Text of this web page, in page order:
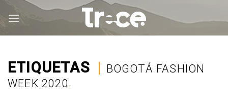
ETIQUETAS | BOGOTÁ FASHION
WEEK 2020.